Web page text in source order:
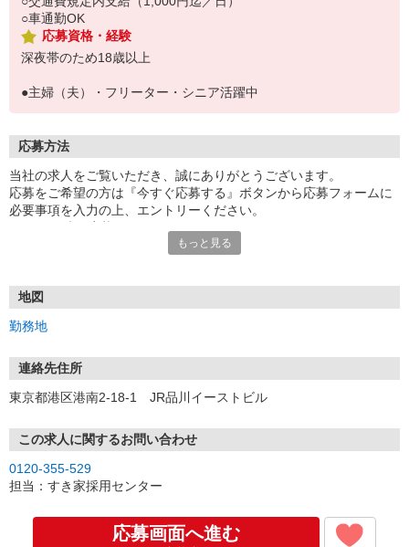
○車通勤OK
応募資格・経験
深夜帯のため18歳以上
●主婦（夫）・フリーター・シニア活躍中
応募方法
当社の求人をご覧いただき、誠にありがとうございます。
応募をご希望の方は『今すぐ応募する』ボタンから応募フォームに
必要事項を入力の上、エントリーください。
号」など
もっと見る
地図
勤務地
連絡先住所
東京都港区港南2-18-1 JR品川イーストビル
この求人に関するお問い合わせ
0120-355-529
担当：すき家採用センター
応募画面へ進む